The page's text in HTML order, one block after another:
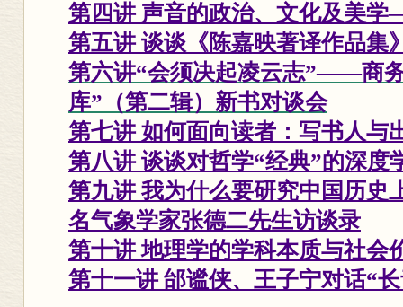
第四讲 声音的政治、文化及美
第五讲 谈谈《陈嘉映著译作品集
第六讲“会须决起凌云志”——商
库”（第二辑）新书对谈会
第七讲 如何面向读者：写书人与
第八讲 谈谈对哲学“经典”的深度
第九讲 我为什么要研究中国历
名气象学家张德二先生访谈录
第十讲 地理学的学科本质与社会
第十一讲 邰谧侠、王子宁对话“